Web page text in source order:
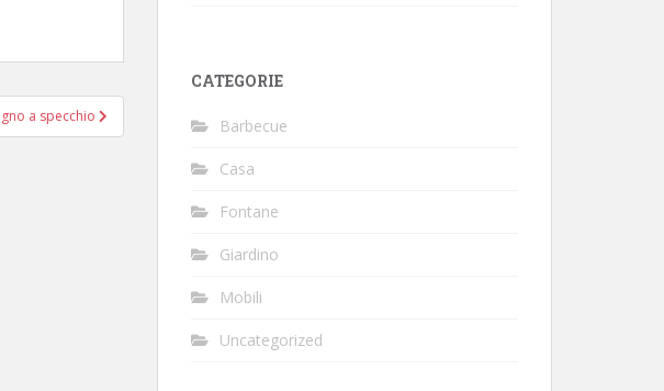
a specchio
CATEGORIE
Barbecue
Casa
Fontane
Giardino
Mobili
Uncategorized